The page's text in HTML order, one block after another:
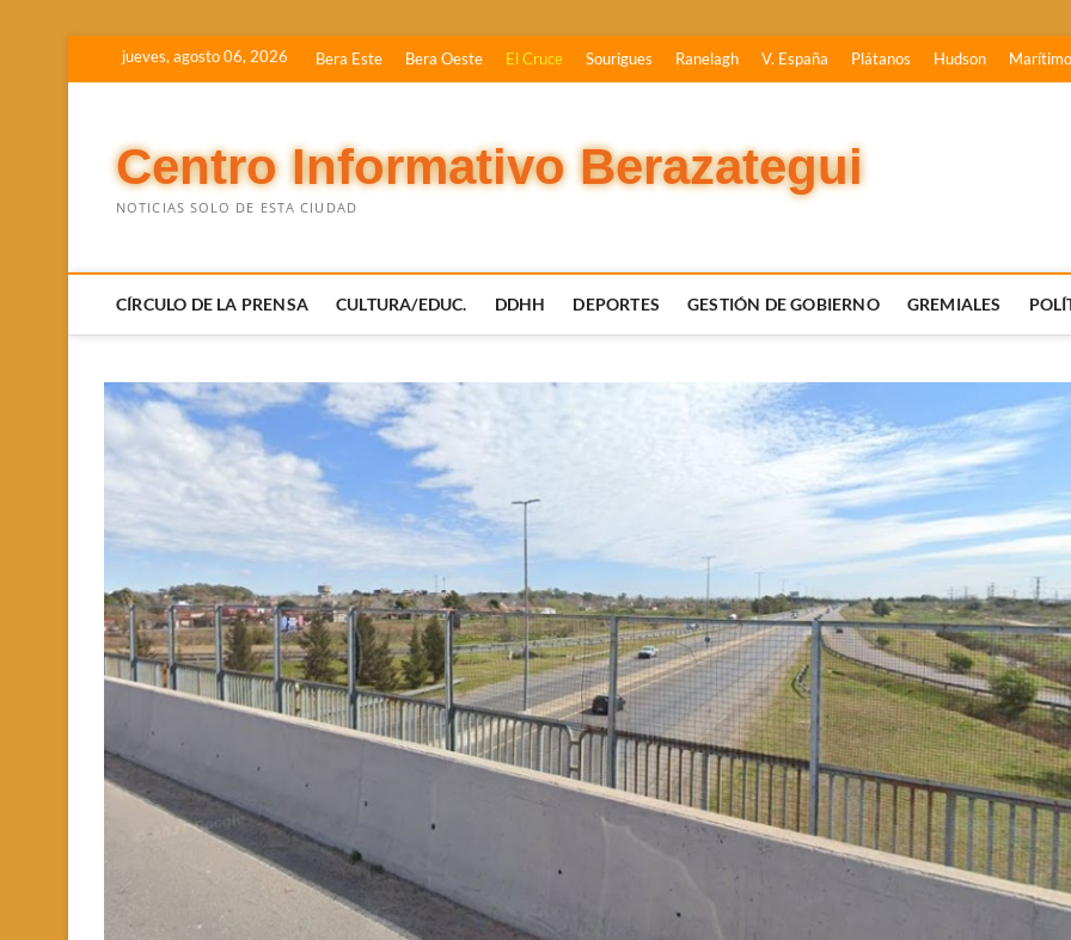
jueves, agosto 06, 2026 Bera Este Bera Oeste El Cruce Sourigues Ranelagh V. España Plátanos Hudson Marítimo
Centro Informativo Berazategui
NOTICIAS SOLO DE ESTA CIUDAD
CÍRCULO DE LA PRENSA CULTURA/EDUC. DDHH DEPORTES GESTIÓN DE GOBIERNO GREMIALES